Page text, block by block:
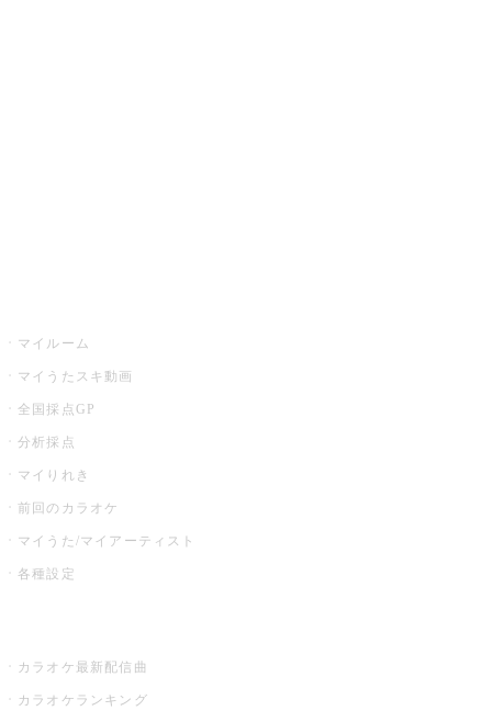
マイルーム
マイうたスキ動画
全国採点GP
分析採点
マイりれき
前回のカラオケ
マイうた/マイアーティスト
各種設定
カラオケ最新配信曲
カラオケランキング